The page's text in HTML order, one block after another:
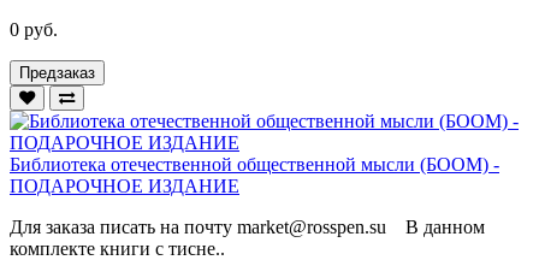
0 руб.
Предзаказ
Библиотека отечественной общественной мысли (БООМ) -
ПОДАРОЧНОЕ ИЗДАНИЕ
Для заказа писать на почту market@rosspen.su В данном
комплекте книги с тисне..